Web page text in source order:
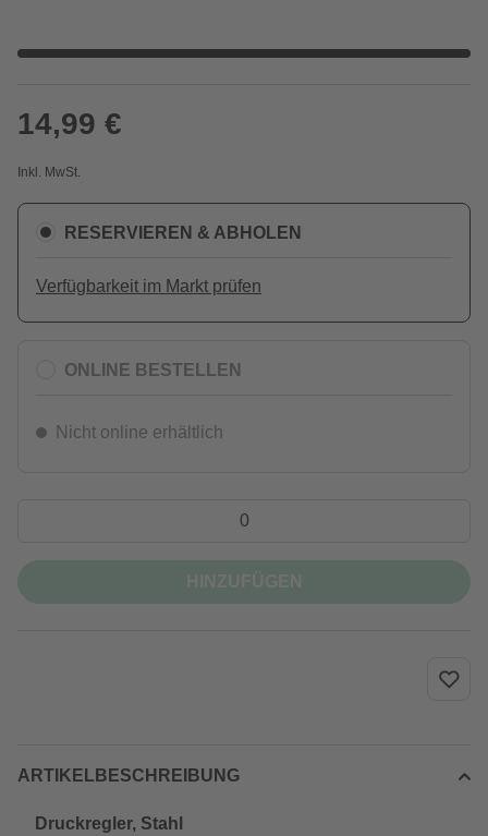
14,99 €
Inkl. MwSt.
RESERVIEREN & ABHOLEN
Verfügbarkeit im Markt prüfen
ONLINE BESTELLEN
Nicht online erhältlich
ARTIKELBESCHREIBUNG
Druckregler, Stahl